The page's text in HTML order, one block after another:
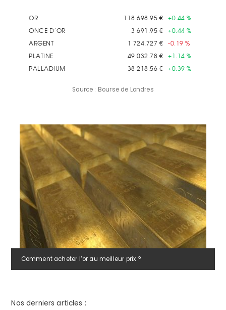
Source : Bourse de Londres
Comment acheter l’or au meilleur prix ?
Nos derniers articles :